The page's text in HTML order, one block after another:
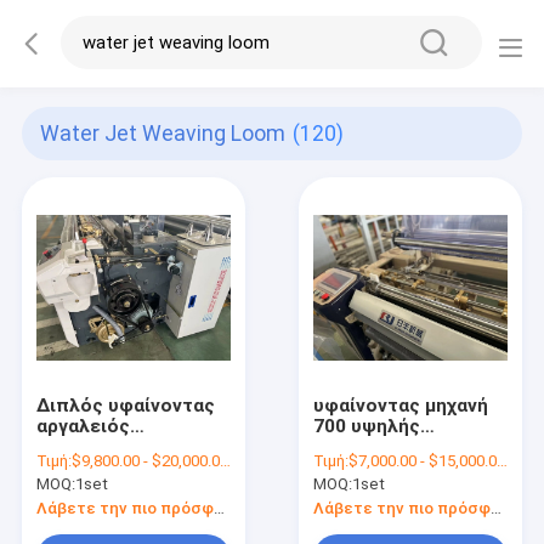
Water Jet Weaving Loom (120)
Διπλός υφαίνοντας
αργαλειός
ακροφυσίων
Τιμή:$9,800.00 - $20,000.00/sets
MOQ:1set
Λάβετε την πιο πρόσφατη τιμή
υφαίνοντας μηχανή
700 υψηλής
έκκεντρο
περιστροφής/λεπτό
που ρίχνει τον
υφαίνοντας αργαλειό
Τιμή:$7,000.00 - $15,000.00/sets
MOQ:1set